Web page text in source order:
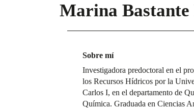
Marina Bastante
Sobre mí
Investigadora predoctoral en el
los Recursos Hídricos por la
Carlos I, en el departamento de
Química. Graduada en Ciencias